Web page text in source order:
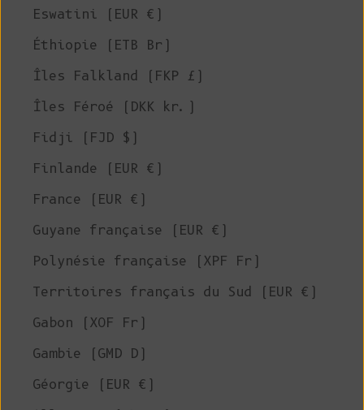
Eswatini (EUR €)
Éthiopie (ETB Br)
Îles Falkland (FKP £)
Îles Féroé (DKK kr.)
Fidji (FJD $)
Finlande (EUR €)
France (EUR €)
Guyane française (EUR €)
Polynésie française (XPF Fr)
Territoires français du Sud (EUR €)
Gabon (XOF Fr)
Gambie (GMD D)
Géorgie (EUR €)